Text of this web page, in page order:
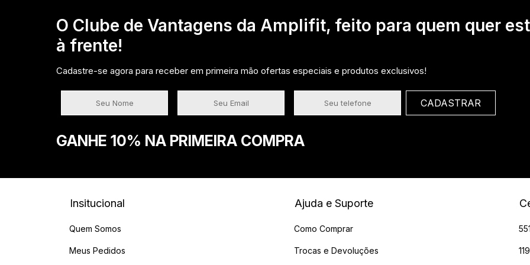
O Clube de Vantagens da Amplifit, feito para quem quer
à frente!
Cadastre-se agora para receber em primeira mão ofertas especiais e produtos exclusivos!
GANHE 10% NA PRIMEIRA COMPRA
Insitucional
Quem Somos
Meus Pedidos
Ajuda e Suporte
Como Comprar
Trocas e Devoluções